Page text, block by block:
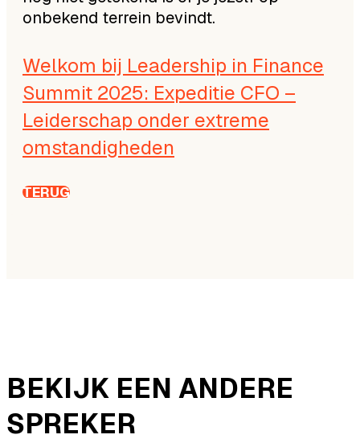
onbekend terrein bevindt.
Welkom bij Leadership in Finance
Summit 2025: Expeditie CFO –
Leiderschap onder extreme
omstandigheden
TERUG
BEKIJK EEN ANDERE
SPREKER